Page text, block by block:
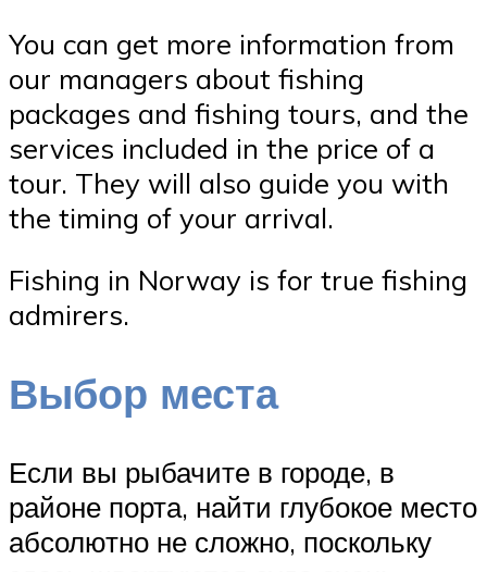
You can get more information from
our managers about fishing
packages and fishing tours, and the
services included in the price of a
tour. They will also guide you with
the timing of your arrival.
Fishing in Norway is for true fishing
admirers.
Выбор места
Если вы рыбачите в городе, в
районе порта, найти глубокое место
абсолютно не сложно, поскольку